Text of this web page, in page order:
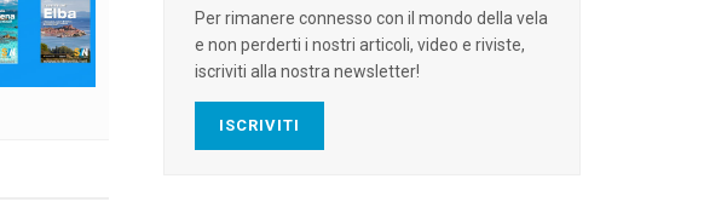
Per rimanere connesso con il mondo della vela
e non perderti i nostri articoli, video e riviste,
iscriviti alla nostra newsletter!
ISCRIVITI